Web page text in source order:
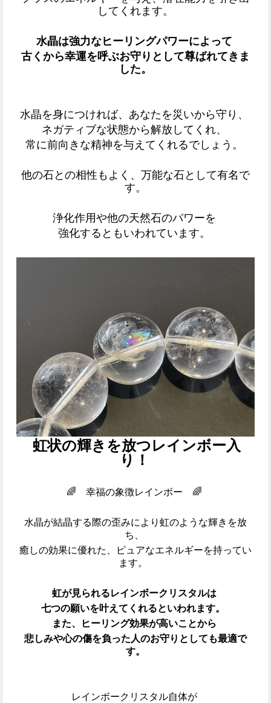
してくれます。
水晶は強力なヒーリングパワーによって
古くから幸運を呼ぶお守りとして尊ばれてきま
した。
水晶を身につければ、あなたを災いから守り、
ネガティブな状態から解放してくれ、
常に前向きな精神を与えてくれるでしょう。
他の石との相性もよく、万能な石として有名で
す。
浄化作用や他の天然石のパワーを
強化するともいわれています。
虹状の輝きを放つレインボー入
り！
🌈 幸福の象徴レインボー 🌈
水晶が結晶する際の歪みにより虹のような輝きを放
ち、
癒しの効果に優れた、ピュアなエネルギーを持ってい
ます。
虹が見られるレインボークリスタルは
七つの願いを叶えてくれるといわれます。
また、ヒーリング効果が高いことから
悲しみや心の傷を負った人のお守りとしても最適で
す。
レインボークリスタル自体が